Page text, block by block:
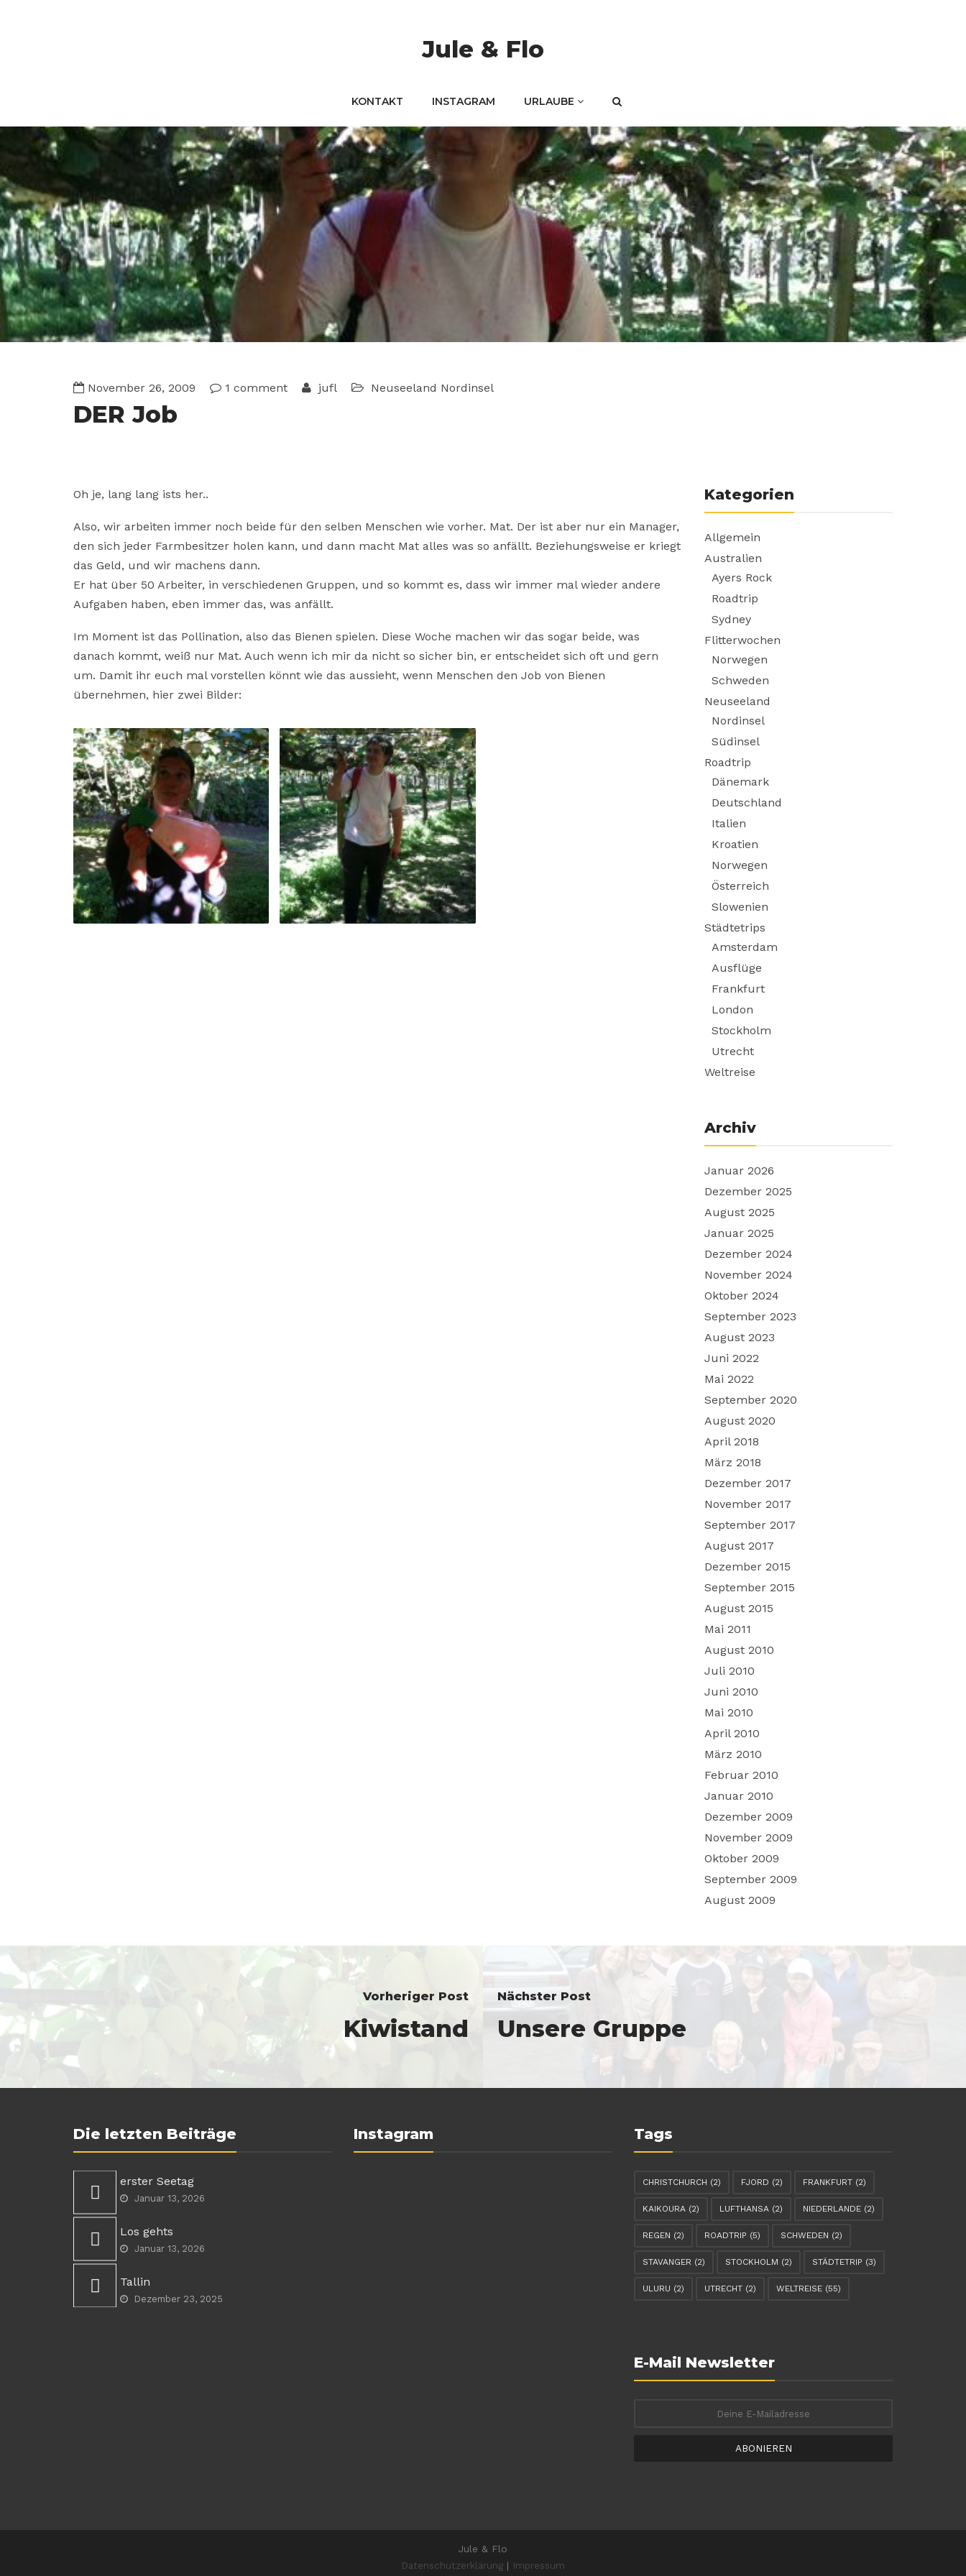
Jule & Flo
KONTAKT INSTAGRAM URLAUBE
November 26, 2009 1 comment jufl Neuseeland Nordinsel
DER Job
Oh je, lang lang ists her..
Also, wir arbeiten immer noch beide für den selben Menschen wie vorher. Mat. Der ist aber nur ein Manager,
den sich jeder Farmbesitzer holen kann, und dann macht Mat alles was so anfällt. Beziehungsweise er kriegt
das Geld, und wir machens dann.
Er hat über 50 Arbeiter, in verschiedenen Gruppen, und so kommt es, dass wir immer mal wieder andere
Aufgaben haben, eben immer das, was anfällt.
Im Moment ist das Pollination, also das Bienen spielen. Diese Woche machen wir das sogar beide, was
danach kommt, weiß nur Mat. Auch wenn ich mir da nicht so sicher bin, er entscheidet sich oft und gern
um. Damit ihr euch mal vorstellen könnt wie das aussieht, wenn Menschen den Job von Bienen
übernehmen, hier zwei Bilder:
Kategorien
Allgemein
Australien
Ayers Rock
Roadtrip
Sydney
Flitterwochen
Norwegen
Schweden
Neuseeland
Nordinsel
Südinsel
Roadtrip
Dänemark
Deutschland
Italien
Kroatien
Norwegen
Österreich
Slowenien
Städtetrips
Amsterdam
Ausflüge
Frankfurt
London
Stockholm
Utrecht
Weltreise
Archiv
Januar 2026
Dezember 2025
August 2025
Januar 2025
Dezember 2024
November 2024
Oktober 2024
September 2023
August 2023
Juni 2022
Mai 2022
September 2020
August 2020
April 2018
März 2018
Dezember 2017
November 2017
September 2017
August 2017
Dezember 2015
September 2015
August 2015
Mai 2011
August 2010
Juli 2010
Juni 2010
Mai 2010
April 2010
März 2010
Februar 2010
Januar 2010
Dezember 2009
November 2009
Oktober 2009
September 2009
August 2009
Vorheriger Post
Kiwistand
Nächster Post
Unsere Gruppe
Die letzten Beiträge
erster Seetag
Januar 13, 2026
Los gehts
Januar 13, 2026
Tallin
Dezember 23, 2025
Instagram Tags
CHRISTCHURCH (2) FJORD (2) FRANKFURT (2)
KAIKOURA (2) LUFTHANSA (2) NIEDERLANDE (2)
REGEN (2) ROADTRIP (5) SCHWEDEN (2)
STAVANGER (2) STOCKHOLM (2) STÄDTETRIP (3)
ULURU (2) UTRECHT (2) WELTREISE (55)
E-Mail Newsletter
ABONIEREN
Jule & Flo
Datenschutzerklärung | Impressum